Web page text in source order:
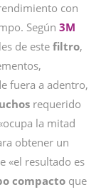
con
Según 3M
de este filtro,
fuera a adentro,
requerido
la mitad
obtener un
«el resultado es
compacto que